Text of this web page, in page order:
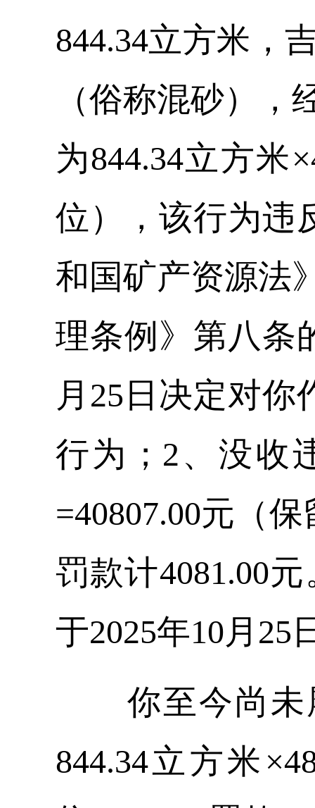
844.34立方米，
（俗称混砂）
为844.34立方米
位），该行为违
和国矿产资源法
理条例》第八条
月25日决定对
行为；2、没收
=40807.00元（
罚款计4081.00
于2025年10月25
你至今尚
844.34立方米